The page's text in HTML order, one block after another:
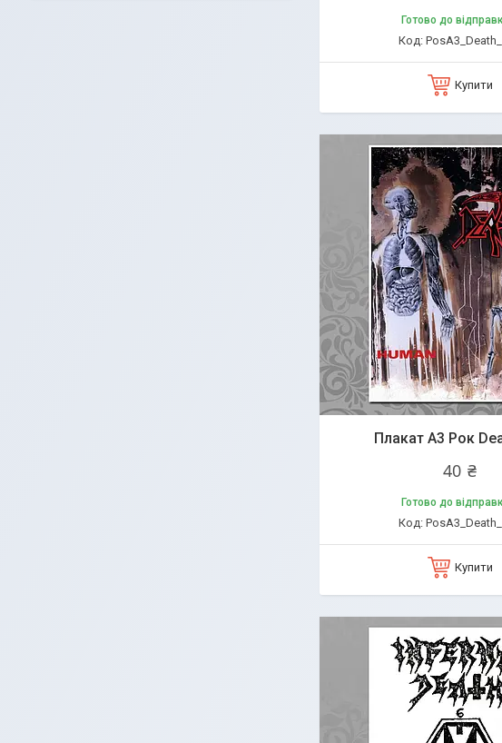
Готово до
Купити
Плакат А3 Рок
40 ₴
Готово до
Купити